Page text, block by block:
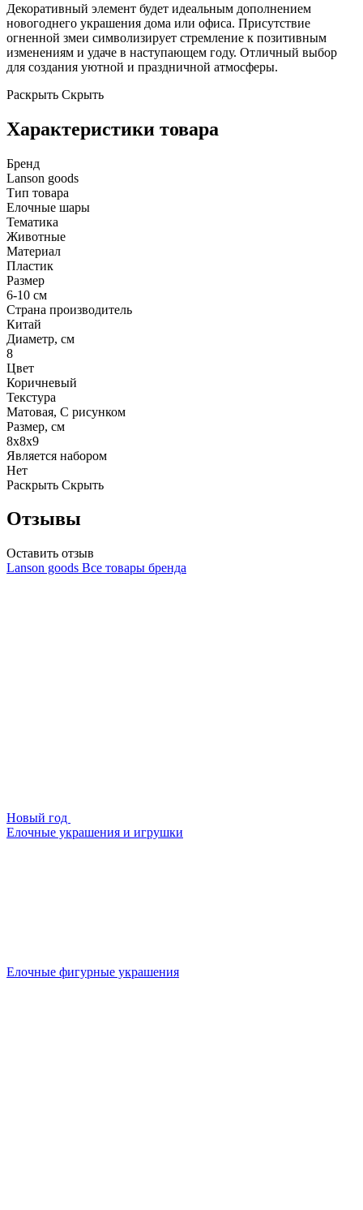
Декоративный элемент будет идеальным дополнением
новогоднего украшения дома или офиса. Присутствие
огненной змеи символизирует стремление к позитивным
изменениям и удаче в наступающем году. Отличный выбор
для создания уютной и праздничной атмосферы.
Раскрыть Скрыть
Характеристики товара
Бренд
Lanson goods
Тип товара
Елочные шары
Тематика
Животные
Материал
Пластик
Размер
6-10 см
Страна производитель
Китай
Диаметр, см
8
Цвет
Коричневый
Текстура
Матовая, С рисунком
Размер, см
8х8х9
Является набором
Нет
Раскрыть Скрыть
Отзывы
Оставить отзыв
Lanson goods Все товары бренда
Новый год
Елочные украшения и игрушки
Елочные фигурные украшения